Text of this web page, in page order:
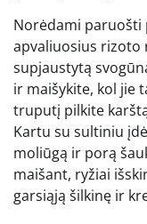
Norėdami paruošti
apvaliuosius rizoto
supjaustytą
ir maišykite, kol jie
truputį pilkite
Kartu su sultiniu
moliūgą ir porą
maišant, ryžiai
garsiąją šilkinę ir